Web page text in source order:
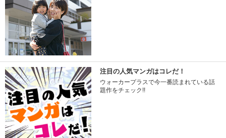
注目の人気マンガはコレだ！
ウォーカープラスで今一番読まれている話
題作をチェック!!